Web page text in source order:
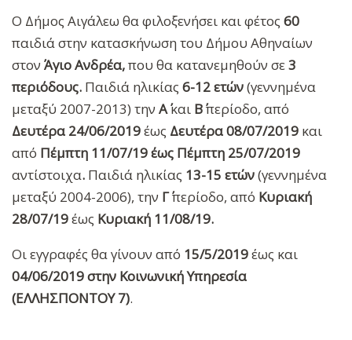
O Δήμος Αιγάλεω θα φιλοξενήσει και φέτος 60
παιδιά στην κατασκήνωση του Δήμου Αθηναίων
στον ΆγιοΑνδρέα,που θα κατανεμηθούν σε3
περιόδους. Παιδιά ηλικίας 6-12 ετών(γεννημένα
μεταξύ 2007-2013) την Α΄και Β΄περίοδο, από
Δευτέρα 24/06/2019έως Δευτέρα 08/07/2019 και
από Πέμπτη 11/07/19 έως Πέμπτη 25/07/2019
αντίστοιχα. Παιδιά ηλικίας 13-15 ετών(γεννημένα
μεταξύ 2004-2006), την Γ΄περίοδο, από Κυριακή
28/07/19έως Κυριακή 11/08/19.
Οι εγγραφές θα γίνουν από 15/5/2019έως και
04/06/2019 στην Κοινωνική Υπηρεσία
(ΕΛΛΗΣΠΟΝΤΟΥ 7).